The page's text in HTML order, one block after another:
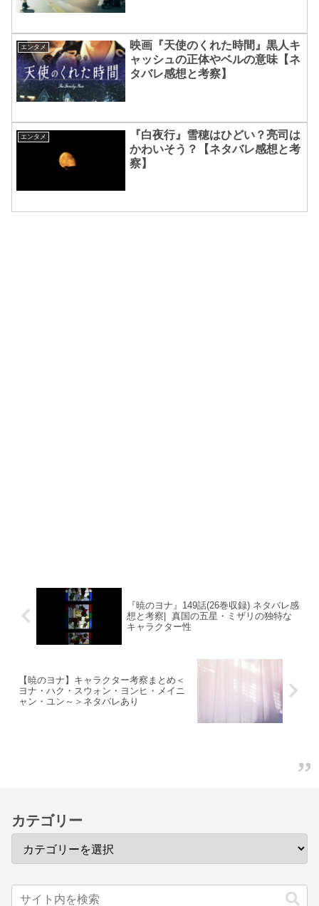
エンタメ
映画『天使のくれた時間』黒人キ
ャッシュの正体やベルの意味【ネ
タバレ感想と考察】
エンタメ
『白夜行』雪穂はひどい？亮司は
かわいそう？【ネタバレ感想と考
察】
『暁のヨナ』149話(26巻収録) ネタバレ感
想と考察| 真国の五星・ミザリの独特な
キャラクター性
【暁のヨナ】キャラクター考察まとめ＜
ヨナ・ハク・スウォン・ヨンヒ・メイニ
ャン・ユン～＞ネタバレあり
カテゴリー